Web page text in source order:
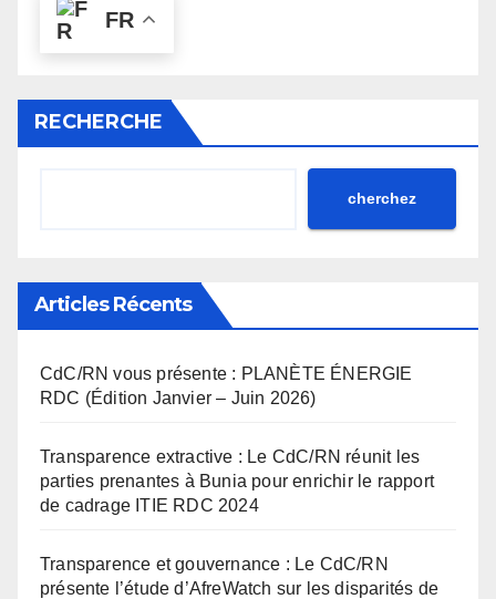
FR
RECHERCHE
cherchez
Articles Récents
CdC/RN vous présente : PLANÈTE ÉNERGIE
RDC (Édition Janvier – Juin 2026)
Transparence extractive : Le CdC/RN réunit les
parties prenantes à Bunia pour enrichir le rapport
de cadrage ITIE RDC 2024
Transparence et gouvernance : Le CdC/RN
présente l’étude d’AfreWatch sur les disparités de